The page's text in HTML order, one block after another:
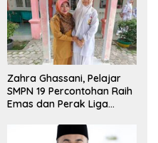
Zahra Ghassani, Pelajar
SMPN 19 Percontohan Raih
Emas dan Perak Liga